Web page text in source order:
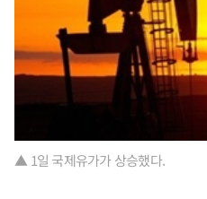
▲ 1일 국제유가가 상승했다.